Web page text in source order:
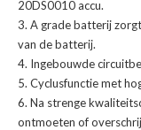
20DS0010 accu.
A grade batterij
van de batterij.
Ingebouwde
Cyclusfunctie met
Na strenge
ontmoeten of